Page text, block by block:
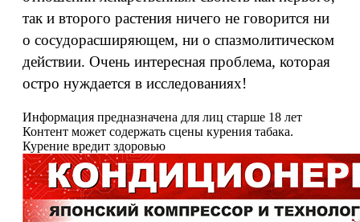
так и второго растения ничего не говорится ни
о сосудорасширяющем, ни о спазмолитическом
действии. Очень интересная проблема, которая
остро нуждается в исследованиях!
Информация предназначена для лиц старше 18 лет
Контент может содержать сцены курения табака.
Курение вредит здоровью